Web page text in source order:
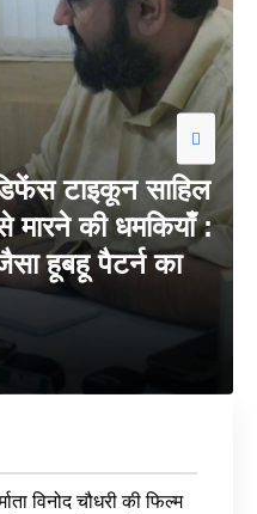
टाइकून साहिल
मारने की धमकियाँ :
हूबहू पैटर्न का
विनोद चौधरी की फिल्म